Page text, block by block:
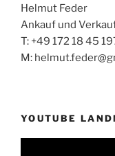
Helmut Feder
Ankauf und
T: +49 172 18 45
M:
YOUTUBE